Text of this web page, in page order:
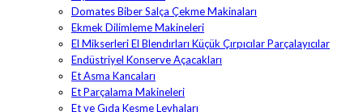
Domates Biber Salça Çekme Makinaları
Ekmek Dilimleme Makineleri
El Mikserleri El Blendırları Küçük Çırpıcılar Parçalayıcılar
Endüstriyel Konserve Açacakları
Et Asma Kancaları
Et Parçalama Makineleri
Et ve Gıda Kesme Levhaları